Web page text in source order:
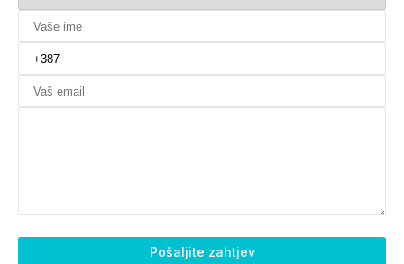
Pošaljite zahtjev